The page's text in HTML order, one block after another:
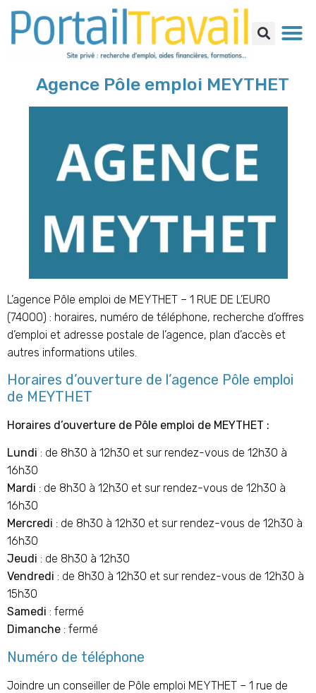
Agence Pôle emploi MEYTHET
L’agence Pôle emploi de MEYTHET – 1 RUE DE L’EURO
(74000) : horaires, numéro de téléphone, recherche d’offres
d’emploi et adresse postale de l’agence, plan d’accès et
autres informations utiles.
Horaires d’ouverture de l’agence Pôle emploi
de MEYTHET
Horaires d’ouverture de Pôle emploi de MEYTHET :
Lundi : de 8h30 à 12h30 et sur rendez-vous de 12h30 à
16h30
Mardi : de 8h30 à 12h30 et sur rendez-vous de 12h30 à
16h30
Mercredi : de 8h30 à 12h30 et sur rendez-vous de 12h30 à
16h30
Jeudi : de 8h30 à 12h30
Vendredi : de 8h30 à 12h30 et sur rendez-vous de 12h30 à
15h30
Samedi : fermé
Dimanche : fermé
Numéro de téléphone
Joindre un conseiller de Pôle emploi MEYTHET – 1 rue de